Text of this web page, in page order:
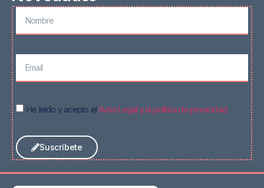
He leído y acepto elAviso Legal y la política de privacidad
Suscríbete